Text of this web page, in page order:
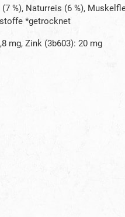
%), Naturreis (6 %),
*getrocknet
mg, Zink (3b603): 20 mg